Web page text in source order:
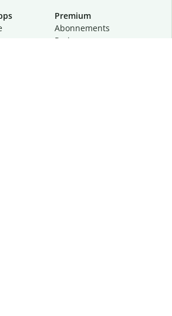
Premium
Abon­ne­ments
Preise